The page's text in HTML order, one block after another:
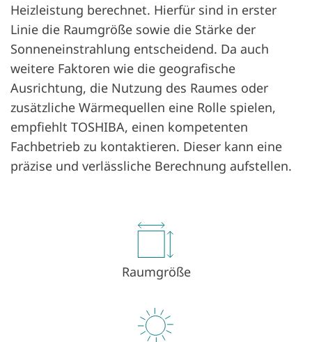
Heizleistung berechnet. Hierfür sind in erster
Linie die Raumgröße sowie die Stärke der
Sonneneinstrahlung entscheidend. Da auch
weitere Faktoren wie die geografische
Ausrichtung, die Nutzung des Raumes oder
zusätzliche Wärmequellen eine Rolle spielen,
empfiehlt TOSHIBA, einen kompetenten
Fachbetrieb zu kontaktieren. Dieser kann eine
präzise und verlässliche Berechnung aufstellen.
Raumgröße